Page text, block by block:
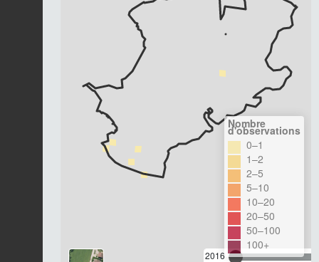
2016
Nombre
d'observations
0–1
1–2
2–5
5–10
10–20
20–50
50–100
100+